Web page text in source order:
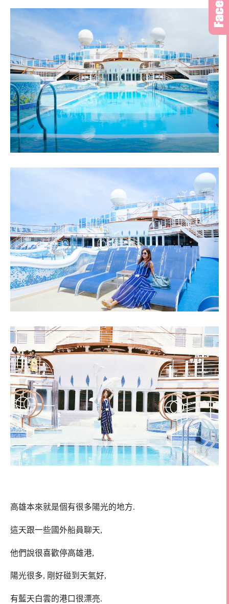
高雄本來就是個有很多陽光的地方.
這天跟一些國外船員聊天,
他們說很喜歡停高雄港,
陽光很多, 剛好碰到天氣好,
有藍天白雲的港口很漂亮.